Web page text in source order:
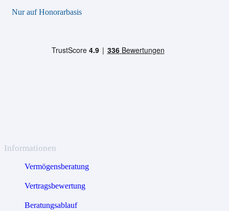
Nur auf Honorarbasis
Informationen
Vermögensberatung
Vertragsbewertung
Beratungsablauf